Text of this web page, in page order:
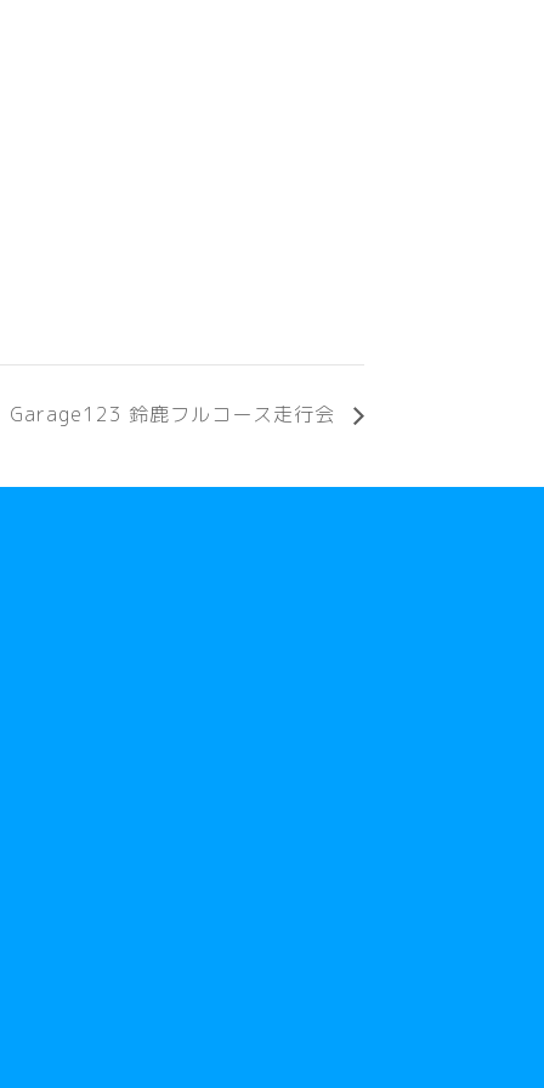
Garage123 鈴鹿フルコース走行会